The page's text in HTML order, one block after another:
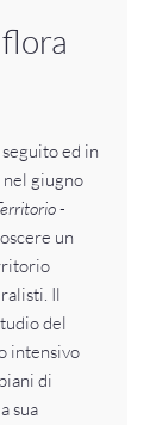
ed in
giugno
-
un
Il
del
intensivo
di
sua